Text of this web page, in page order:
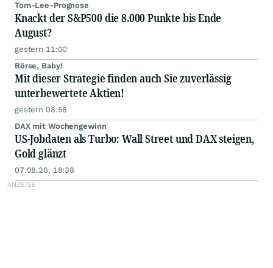
Tom-Lee-Prognose
Knackt der S&P500 die 8.000 Punkte bis Ende
August?
gestern 11:00
Börse, Baby!
Mit dieser Strategie finden auch Sie zuverlässig
unterbewertete Aktien!
gestern 08:58
DAX mit Wochengewinn
US-Jobdaten als Turbo: Wall Street und DAX steigen,
Gold glänzt
07.08.26, 18:38